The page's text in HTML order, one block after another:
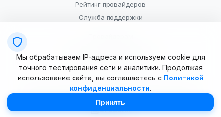
Рейтинг провайдеров
Служба поддержки
Условия использования
© 2025–2026 OpenSpeedTest (ИП Долматова В.В.). Все права
Мы обрабатываем IP-адреса и используем cookie для
точного тестирования сети и аналитики. Продолжая
использование сайта, вы соглашаетесь с Политикой
конфиденциальности.
Принять